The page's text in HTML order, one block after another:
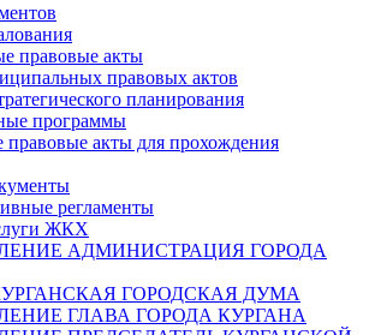
правовые акты
правовых актов
планирования
программы
акты для прохождения
регламенты
ЖКХ
АДМИНИСТРАЦИЯ ГОРОДА
ГОРОДСКАЯ ДУМА
ГЛАВА ГОРОДА КУРГАНА